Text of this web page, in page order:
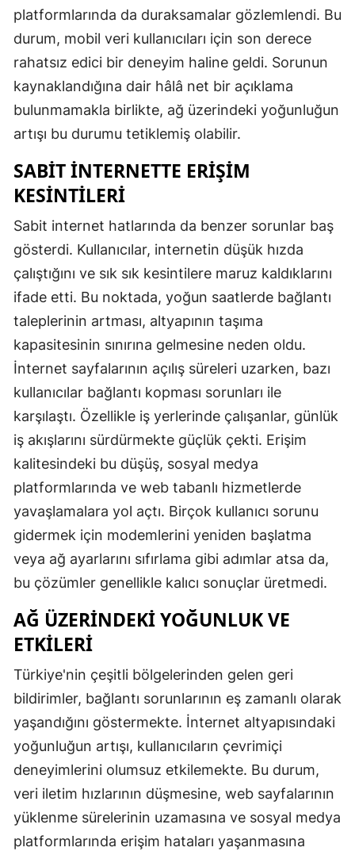
platformlarında da duraksamalar gözlemlendi. Bu
durum, mobil veri kullanıcıları için son derece
rahatsız edici bir deneyim haline geldi. Sorunun
kaynaklandığına dair hâlâ net bir açıklama
bulunmamakla birlikte, ağ üzerindeki yoğunluğun
artışı bu durumu tetiklemiş olabilir.
SABIT İNTERNETTE ERIŞIM
KESINTILERI
Sabit internet hatlarında da benzer sorunlar baş
gösterdi. Kullanıcılar, internetin düşük hızda
çalıştığını ve sık sık kesintilere maruz kaldıklarını
ifade etti. Bu noktada, yoğun saatlerde bağlantı
taleplerinin artması, altyapının taşıma
kapasitesinin sınırına gelmesine neden oldu.
İnternet sayfalarının açılış süreleri uzarken, bazı
kullanıcılar bağlantı kopması sorunları ile
karşılaştı. Özellikle iş yerlerinde çalışanlar, günlük
iş akışlarını sürdürmekte güçlük çekti. Erişim
kalitesindeki bu düşüş, sosyal medya
platformlarında ve web tabanlı hizmetlerde
yavaşlamalara yol açtı. Birçok kullanıcı sorunu
gidermek için modemlerini yeniden başlatma
veya ağ ayarlarını sıfırlama gibi adımlar atsa da,
bu çözümler genellikle kalıcı sonuçlar üretmedi.
AĞ ÜZERINDEKI YOĞUNLUK VE
ETKILERI
Türkiye'nin çeşitli bölgelerinden gelen geri
bildirimler, bağlantı sorunlarının eş zamanlı olarak
yaşandığını göstermekte. İnternet altyapısındaki
yoğunluğun artışı, kullanıcıların çevrimiçi
deneyimlerini olumsuz etkilemekte. Bu durum,
veri iletim hızlarının düşmesine, web sayfalarının
yüklenme sürelerinin uzamasına ve sosyal medya
platformlarında erişim hataları yaşanmasına